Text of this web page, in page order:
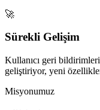
🚀
Sürekli Gelişim
Kullanıcı geri
geliştiriyor, yeni
Misyonumuz